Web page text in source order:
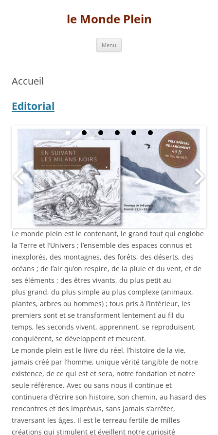
le Monde Plein
Menu
Accueil
Editorial
Le monde plein est le contenant, le grand tout qui englobe
la Terre et l’Univers ; l’ensemble des espaces connus et
inexplorés, des montagnes, des forêts, des déserts, des
océans ; de l’air qu’on respire, de la pluie et du vent, et de
ses éléments ; des êtres vivants, du plus petit au
plus grand, du plus simple au plus complexe (animaux,
plantes, arbres ou hommes) ; tous pris à l’intérieur, les
premiers sont et se transforment lentement au fil du
temps, les seconds vivent, apprennent, se reproduisent,
conquièrent, se développent et meurent.
Le monde plein est le livre du réel, l’histoire de la vie,
jamais créé par l’homme, unique vérité tangible de notre
existence, de ce qui est et sera, notre fondation et notre
seule référence. Avec ou sans nous il continue et
continuera d’écrire son histoire, son chemin, au hasard des
rencontres et des imprévus, sans jamais s’arrêter,
traversant les âges. Il est le terreau fertile de milles
créations qui stimulent et éveillent notre curiosité